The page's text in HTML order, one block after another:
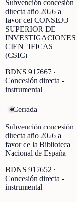
Subvención concesión
directa año 2026 a
favor del CONSEJO
SUPERIOR DE
INVESTIGACIONES
CIENTIFICAS
(CSIC)
BDNS 917667 ·
Concesión directa -
instrumental
Cerrada
Subvención concesión
directa año 2026 a
favor de la Biblioteca
Nacional de España
BDNS 917652 ·
Concesión directa -
instrumental